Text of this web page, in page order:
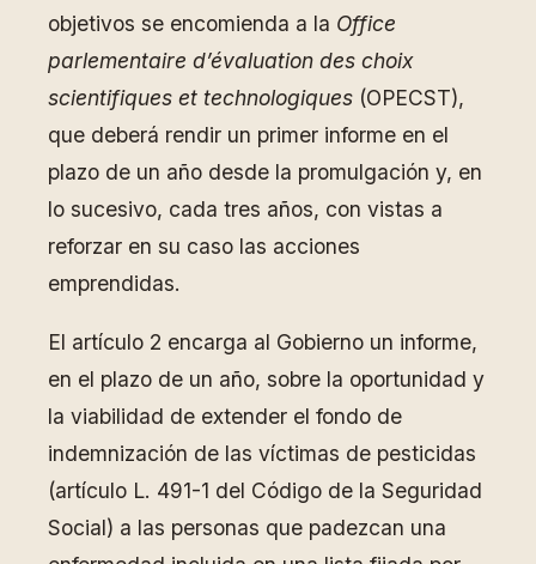
objetivos se encomienda a la Office
parlementaire d’évaluation des choix
scientifiques et technologiques (OPECST),
que deberá rendir un primer informe en el
plazo de un año desde la promulgación y, en
lo sucesivo, cada tres años, con vistas a
reforzar en su caso las acciones
emprendidas.
El artículo 2 encarga al Gobierno un informe,
en el plazo de un año, sobre la oportunidad y
la viabilidad de extender el fondo de
indemnización de las víctimas de pesticidas
(artículo L. 491-1 del Código de la Seguridad
Social) a las personas que padezcan una